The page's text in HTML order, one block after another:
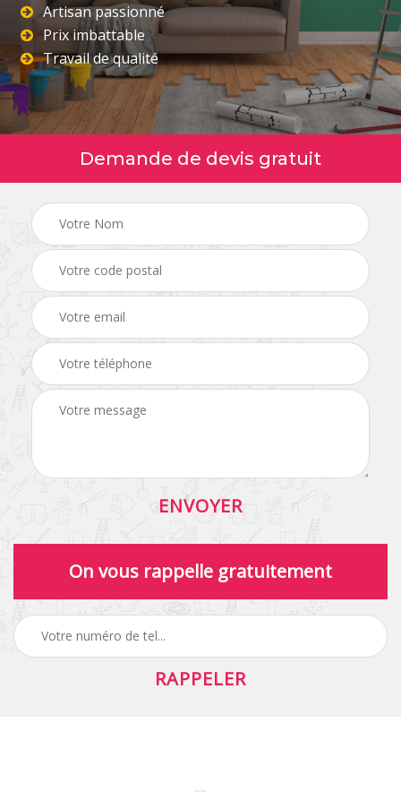
Artisan passionné
Prix imbattable
Travail de qualité
Demande de devis gratuit
On vous rappelle gratuitement